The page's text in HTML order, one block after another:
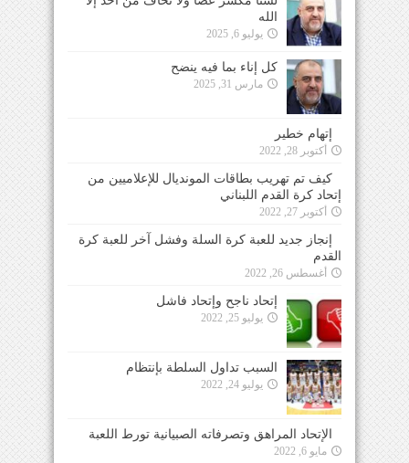
الله
يوليو 6, 2025
كل إناء بما فيه ينضح
مارس 31, 2025
إتهام خطير
أكتوبر 28, 2022
كيف تم تهريب بطاقات المونديال للإعلاميين من
إتحاد كرة القدم اللبناني
أكتوبر 27, 2022
إنجاز جديد للعبة كرة السلة وفشل آخر للعبة كرة
القدم
أغسطس 26, 2022
إتحاد ناجح وإتحاد فاشل
يوليو 25, 2022
السبب تداول السلطة بإنتظام
يوليو 24, 2022
الإتحاد المراهق وتصرفاته الصبيانية تورط اللعبة
مايو 6, 2022